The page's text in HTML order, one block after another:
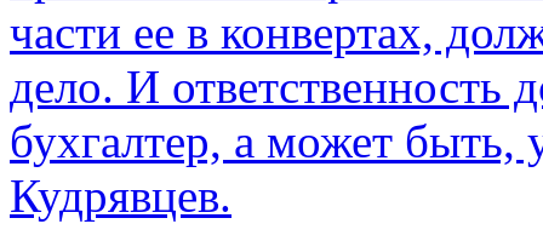
части ее в конвертах,
дело. И ответственность
бухгалтер, а может быть,
Кудрявцев.